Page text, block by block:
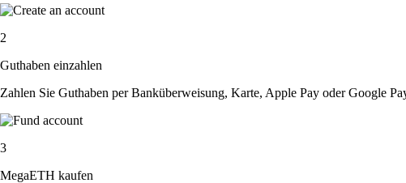
2
Guthaben einzahlen
Zahlen Sie Guthaben per Banküberweisung, Karte, Apple Pay oder Google
3
MegaETH kaufen